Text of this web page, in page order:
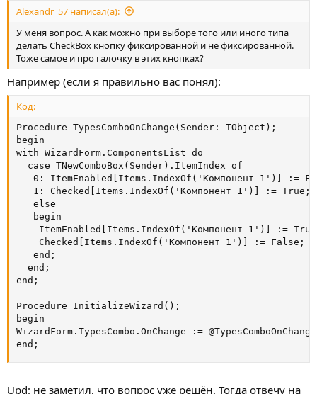
Alexandr_57 написал(а):
У меня вопрос. А как можно при выборе того или иного типа
делать CheckBox кнопку фиксированной и не фиксированной.
Тоже самое и про галочку в этих кнопках?
Например (если я правильно вас понял):
Код:
Procedure TypesComboOnChange(Sender: TObject);
begin
with WizardForm.ComponentsList do
  case TNewComboBox(Sender).ItemIndex of
0: ItemEnabled[Items.IndexOf('Компонент 1')] :=
   1: Checked[Items.IndexOf('Компонент 1')] := True;
   else
   begin
ItemEnabled[Items.IndexOf('Компонент 1')] :=
    Checked[Items.IndexOf('Компонент 1')] := False;
   end;
  end;
end;
Procedure InitializeWizard();
begin
WizardForm.TypesCombo.OnChange :=
end;
Upd: не заметил, что вопрос уже решён. Тогда отвечу на